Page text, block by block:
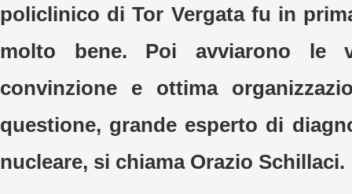
policlinico di Tor Vergata fu in
molto bene. Poi avviarono le
convinzione e ottima
questione, grande esperto di
nucleare, si chiama Orazio Schillaci.